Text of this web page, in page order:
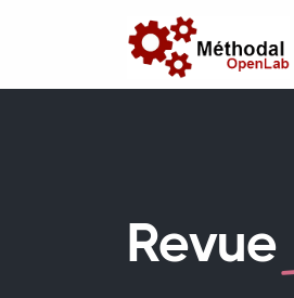
Revue